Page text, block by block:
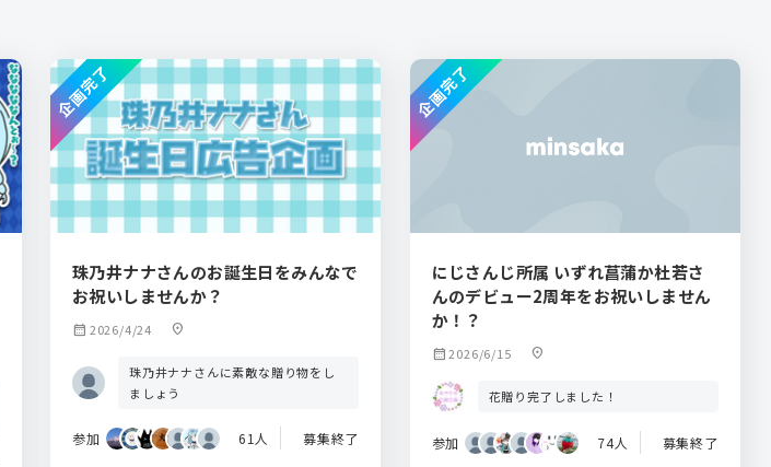
珠乃井ナナさんのお誕生日をみんなで
お祝いしませんか？
calendar_month 2026/4/24 location_on
珠乃井ナナさんに素敵な贈り物をし
ましょう
参加 61人 募集終了
企画完了
にじさんじ所属 いずれ菖蒲か杜若さ
んのデビュー2周年をお祝いしません
か！？
calendar_month2026/6/15 location_on
花贈り完了しました！
参加 74人 募集終了
企画完了